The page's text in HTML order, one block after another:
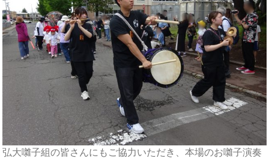
弘大囃子組の皆さんにもご協力いただき、本場のお囃子演奏